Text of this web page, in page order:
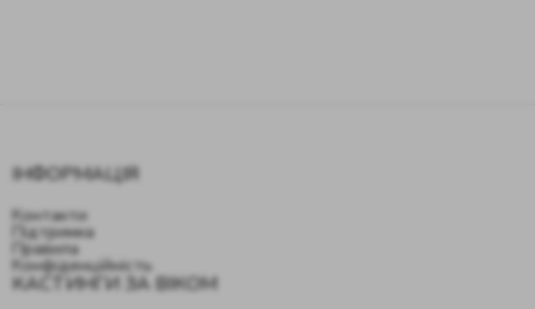
ІНФОРМАЦІЯ
Контакти
Підтримка
Правила
Конфіденційність
КАСТИНГИ ЗА ВІКОМ